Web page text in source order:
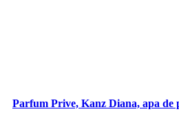
Parfum Prive, Kanz Diana, apa de